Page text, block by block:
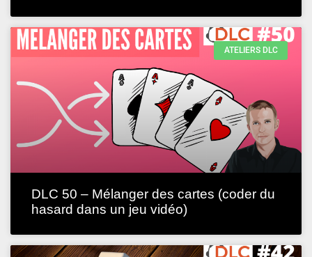
ATELIERS DLC
DLC 50 – Mélanger des cartes (coder du
hasard dans un jeu vidéo)